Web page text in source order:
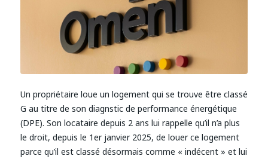
Un propriétaire loue un logement qui se trouve être classé
G au titre de son diagnstic de performance énergétique
(DPE). Son locataire depuis 2 ans lui rappelle qu’il n’a plus
le droit, depuis le 1er janvier 2025, de louer ce logement
parce qu’il est classé désormais comme « indécent » et lui